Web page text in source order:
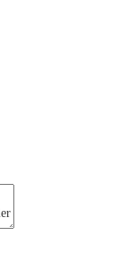
Don't Knock Twice